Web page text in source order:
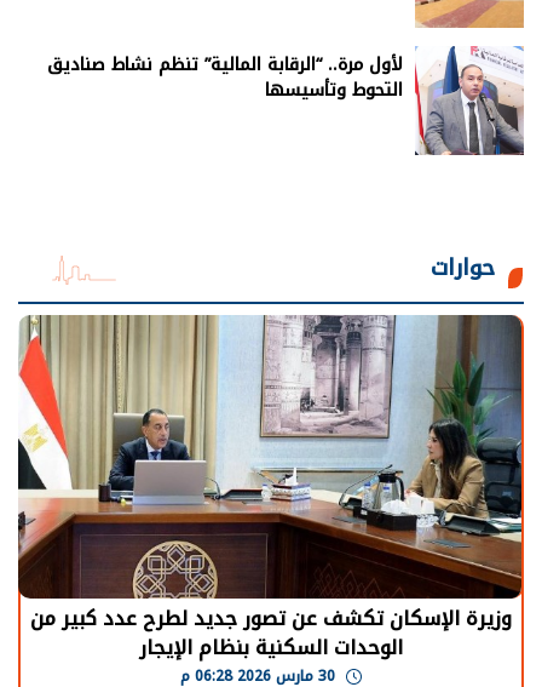
لأول مرة.. “الرقابة المالية” تنظم نشاط صناديق
التحوط وتأسيسها
حوارات
وزيرة الإسكان تكشف عن تصور جديد لطرح عدد كبير من
الوحدات السكنية بنظام الإيجار